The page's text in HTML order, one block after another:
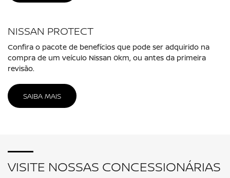
NISSAN PROTECT
Confira o pacote de benefícios que pode ser adquirido na
compra de um veículo Nissan 0km, ou antes da primeira
revisão.
SAIBA MAIS
VISITE NOSSAS CONCESSIONÁRIAS